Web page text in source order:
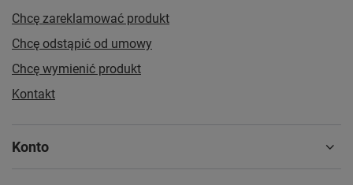
Chcę zareklamować produkt
Chcę odstąpić od umowy
Chcę wymienić produkt
Kontakt
Konto